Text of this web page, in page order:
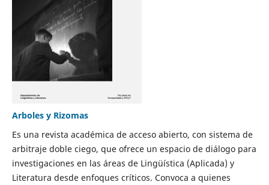
Arboles y Rizomas
Es una revista académica de acceso abierto, con sistema de
arbitraje doble ciego, que ofrece un espacio de diálogo para
investigaciones en las áreas de Lingüística (Aplicada) y
Literatura desde enfoques críticos. Convoca a quienes